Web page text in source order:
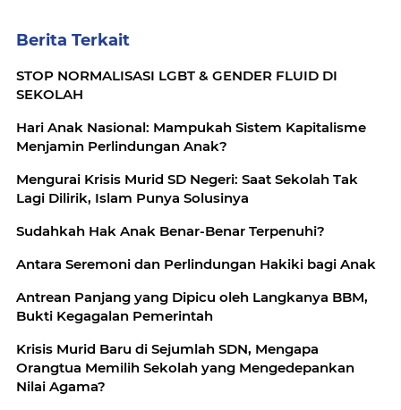
Berita Terkait
STOP NORMALISASI LGBT & GENDER FLUID DI
SEKOLAH
Hari Anak Nasional: Mampukah Sistem Kapitalisme
Menjamin Perlindungan Anak?
Mengurai Krisis Murid SD Negeri: Saat Sekolah Tak
Lagi Dilirik, Islam Punya Solusinya
Sudahkah Hak Anak Benar-Benar Terpenuhi?
Antara Seremoni dan Perlindungan Hakiki bagi Anak
Antrean Panjang yang Dipicu oleh Langkanya BBM,
Bukti Kegagalan Pemerintah
Krisis Murid Baru di Sejumlah SDN, Mengapa
Orangtua Memilih Sekolah yang Mengedepankan
Nilai Agama?